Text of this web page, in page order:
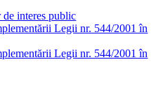
interes public
Legii nr. 544/2001 în
Legii nr. 544/2001 în